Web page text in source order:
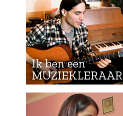
Ik ben een
MUZIEKLERAAR